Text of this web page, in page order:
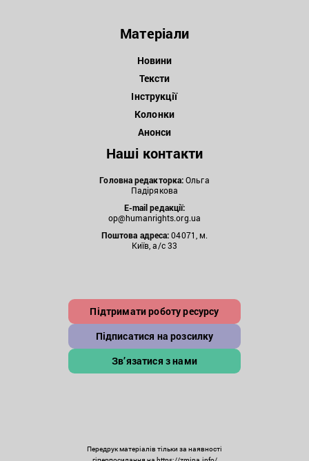
Матеріали
Новини
Тексти
Інструкції
Колонки
Анонси
Наші контакти
Головна редакторка:Ольга
Падірякова
E-mail редакції:
op@humanrights.org.ua
Поштова адреса:04071, м.
Київ, а/с 33
Підтримати роботу ресурсу
Підписатися на розсилку
Зв’язатися з нами
Передрук матеріалів тільки за наявності